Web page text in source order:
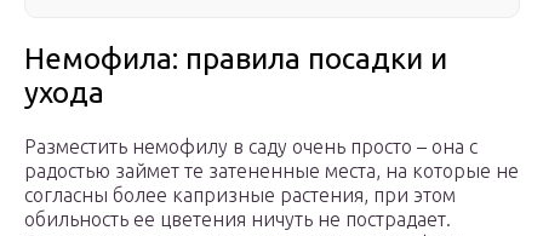
Немофила: правила посадки и
ухода
Разместить немофилу в саду очень просто – она с
радостью займет те затененные места, на которые не
согласны более капризные растения, при этом
обильность ее цветения ничуть не пострадает.